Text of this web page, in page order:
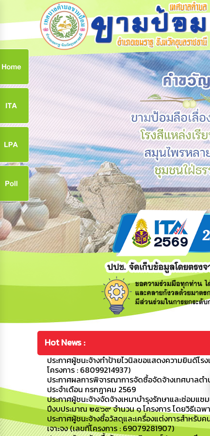
Hot News :
ประกาศผู้ชนะจ้างทำป้ายไวนิลขอแสดงความยินดีโร
โครงการ : 68099214937)
ประกาศผลการพิจารณาการจัดซื้อจัดจ้างเทศบาลต
ประจำเดือน กรกฎาคม 2569
ประกาศผู้ชนะจ้างจัดจ้างเหมาบำรุงรักษาและซ่อมแซ
ปีงบประมาณ ๒๕๖๙ จำนวน ๑ โครงการ โดยวิธีเฉพา
ประกาศผู้ชนะจ้างซื้อวัสดุและเครื่องแต่งการสำหรับ
เจาะจง (เลขที่โครงการ : 69079281907)